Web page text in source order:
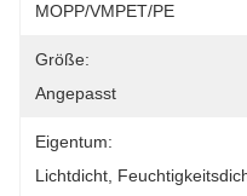
MOPP/VMPET/PE
Größe:
Angepasst
Eigentum:
Lichtdicht,